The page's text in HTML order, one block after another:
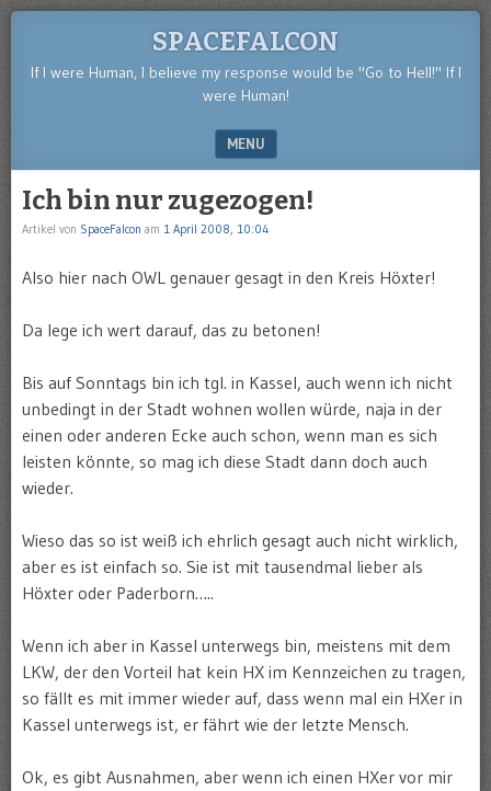
SPACEFALCON
If I were Human, I believe my response would be "Go to Hell!" If I
were Human!
MENU
Ich bin nur zugezogen!
Artikel von SpaceFalcon am 1 April 2008, 10:04
Also hier nach OWL genauer gesagt in den Kreis Höxter!
Da lege ich wert darauf, das zu betonen!
Bis auf Sonntags bin ich tgl. in Kassel, auch wenn ich nicht
unbedingt in der Stadt wohnen wollen würde, naja in der
einen oder anderen Ecke auch schon, wenn man es sich
leisten könnte, so mag ich diese Stadt dann doch auch
wieder.
Wieso das so ist weiß ich ehrlich gesagt auch nicht wirklich,
aber es ist einfach so. Sie ist mit tausendmal lieber als
Höxter oder Paderborn…..
Wenn ich aber in Kassel unterwegs bin, meistens mit dem
LKW, der den Vorteil hat kein HX im Kennzeichen zu tragen,
so fällt es mit immer wieder auf, dass wenn mal ein HXer in
Kassel unterwegs ist, er fährt wie der letzte Mensch.
Ok, es gibt Ausnahmen, aber wenn ich einen HXer vor mir